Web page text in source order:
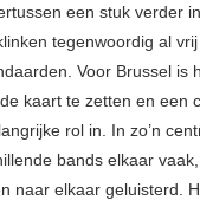
een stuk verder
tegenwoordig al
Voor Brussel is
kaart te zetten en een
rol in. In zo’n
bands elkaar
naar elkaar geluisterd.